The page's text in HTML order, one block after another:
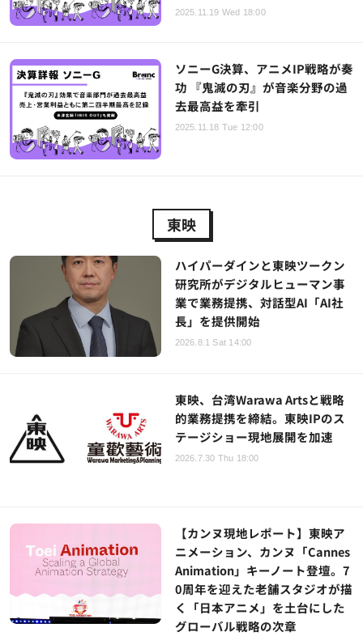
2025.11.19 Wed 18:00
ソニーG決算、アニメIP戦略が奏
功 『鬼滅の刃』が音楽分野の過
去最高益を牽引
2025.11.18 Tue 12:00
東映
ハイパーダインと東映ツークン
研究所がデジタルヒューマン事
業で業務提携、対話型AI「AI社
長」を提供開始
2026.8.1 Sat 14:00
東映、台湾Warawa Artsと戦略
的業務提携を締結。東映IPのス
テージショー現地展開を加速
2026.7.30 Thu 18:00
【カンヌ現地レポート】東映ア
ニメーション、カンヌ「Cannes
Animation」キーノート登壇。7
0周年を迎えた老舗スタジオが描
く「日本アニメ」を土台にした
グローバル戦略の次章